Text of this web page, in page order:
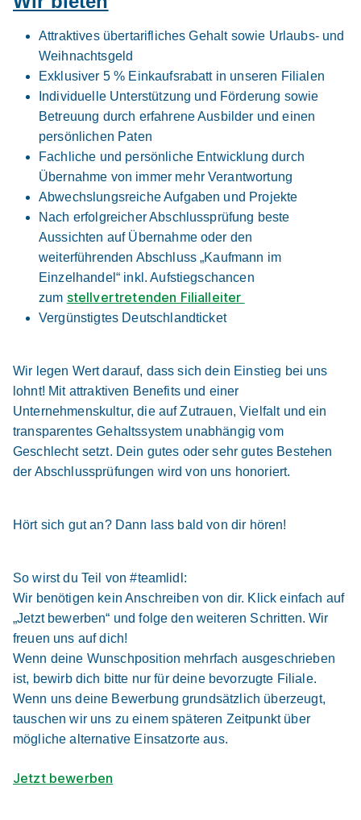
74564 Crailsheim
Ausbildung Verkäufer / Kaufmann im
Einzelhandel 2026 (m/w/d) ALDI SÜD
01.09.2026
74564 Crailsheim
Ausbildung Verkäufer 09.2026 (m/w/d) Lidl
01.09.2026
74564 Crailsheim
Ausbildung Verkäufer 09.2026 (m/w/d) Lidl
01.09.2026
74532 Ilshofen
Attraktives übertarifliches Gehalt sowie Urlaubs- und
Weihnachtsgeld
Exklusiver 5 % Einkaufsrabatt in unseren Filialen
Individuelle Unterstützung und Förderung sowie
Betreuung durch erfahrene Ausbilder und einen
persönlichen Paten
Fachliche und persönliche Entwicklung durch
Übernahme von immer mehr Verantwortung
Abwechslungsreiche Aufgaben und Projekte
Nach erfolgreicher Abschlussprüfung beste
Aussichten auf Übernahme oder den
weiterführenden Abschluss „Kaufmann im
Einzelhandel“ inkl. Aufstiegschancen
zum stellvertretenden Filialleiter
Vergünstigtes Deutschlandticket
Wir legen Wert darauf, dass sich dein Einstieg bei uns
lohnt! Mit attraktiven Benefits und einer
Unternehmenskultur, die auf Zutrauen, Vielfalt und ein
transparentes Gehaltssystem unabhängig vom
Geschlecht setzt. Dein gutes oder sehr gutes Bestehen
der Abschlussprüfungen wird von uns honoriert.
Hört sich gut an? Dann lass bald von dir hören!
So wirst du Teil von #teamlidl:
Wir benötigen kein Anschreiben von dir. Klick einfach auf
„Jetzt bewerben“ und folge den weiteren Schritten. Wir
freuen uns auf dich!
Wenn deine Wunschposition mehrfach ausgeschrieben
ist, bewirb dich bitte nur für deine bevorzugte Filiale.
Wenn uns deine Bewerbung grundsätzlich überzeugt,
tauschen wir uns zu einem späteren Zeitpunkt über
mögliche alternative Einsatzorte aus.
Jetzt bewerben